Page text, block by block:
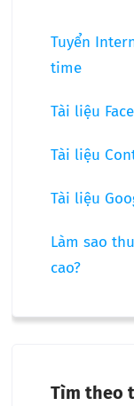
Tuyển
time
Tài liệu
Tài liệu
Tài liệu
Làm sao
cao?
Tìm theo